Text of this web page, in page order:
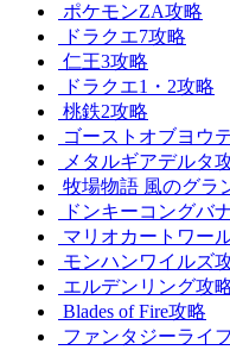
ポケモンZA攻略
ドラクエ7攻略
仁王3攻略
ドラクエ1・2攻略
桃鉄2攻略
ゴーストオブヨウ
メタルギアデルタ
牧場物語 風のグラ
ドンキーコングバ
マリオカートワー
モンハンワイルズ
エルデンリング攻
Blades of Fire攻略
ファンタジーライ